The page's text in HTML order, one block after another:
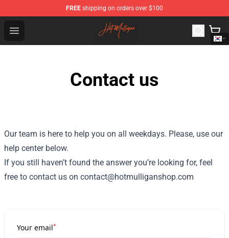
FREE shipping on orders over $100
Open menu
Hot Mulligan Shop - Official Hot Mulligan Merchandise
Contact us
Our team is here to help you on all weekdays. Please, use our
help center below.
If you still haven’t found the answer you’re looking for, feel
free to contact us on contact@hotmulliganshop.com